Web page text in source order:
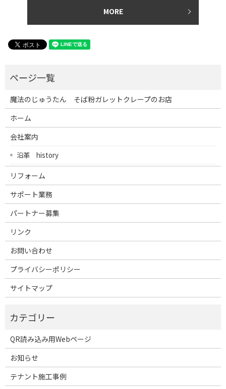
MORE
魔法のじゅうたん そば粉ガレットクレープのお店
ホーム
会社案内
沿革 history
リフォーム
サポート業務
パートナー募集
リンク
お問い合わせ
プライバシーポリシー
サイトマップ
QR読み込み用Webページ
お知らせ
テナント施工事例